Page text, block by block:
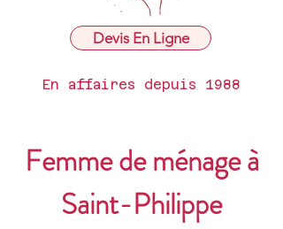
Devis En Ligne
En affaires depuis 1988
Femme de ménage à
Saint-Philippe